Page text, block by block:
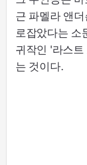
근 파멜라 앤
로잡았다는 소
귀작인 '라스
는 것이다.